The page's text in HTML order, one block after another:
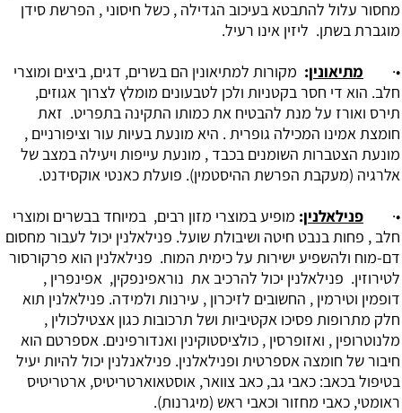
מחסור עלול להתבטא בעיכוב הגדילה , כשל חיסוני , הפרשת סידן
מוגברת בשתן. ליזין אינו רעיל.
•· מתיאונין: מקורות למתיאונין הם בשרים, דגים, ביצים ומוצרי
חלב. הוא די חסר בקטניות ולכן לטבעונים מומלץ לצרוך אגוזים,
תירס ואורז על מנת להבטיח את כמותו התקינה בתפריט. זאת
חומצת אמינו המכילה גופרית . היא מונעת בעיות עור וציפורניים ,
מונעת הצטברות השומנים בכבד , מונעת עייפות ויעילה במצב של
אלרגיה (מעקבת הפרשת ההיסטמין). פועלת כאנטי אוקסידנט.
•· פנילאלנין: מופיע במוצרי מזון רבים, במיוחד בבשרים ומוצרי
חלב , פחות בנבט חיטה ושיבולת שועל. פנילאלנין יכול לעבור מחסום
דם-מוח ולהשפיע ישירות על כימית המוח. פנילאלנין הוא פרקורסור
לטירוזין. פנילאלנין יכול להרכיב את נוראפינפקין, אפינפרין ,
דופמין וטירמין , החשובים לזיכרון , עירנות ולמידה. פנילאלנין תוא
חלק מתרופות פסיכו אקטיביות ושל תרכובות כגון אצטילכולין ,
מלנוטרופין , ואזופרסין , כולציסטוקינין ‏ואנדורפינים. אספרטם הוא
חיבור של חומצה אספרטית ופנילאלנין. פנילאנלנין יכול להיות יעיל
בטיפול בכאב: כאבי גב, כאב צוואר, אוסטאוארטריטיס, ארטריטיס
ראומטי, כאבי מחזור וכאבי ראש (מיגרנות).